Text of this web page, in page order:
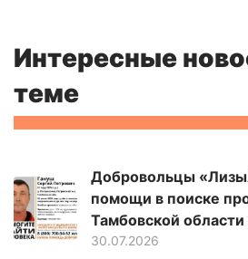
Интересные
теме
Добровольцы
помощи в поиске
Тамбовской
30.07.2026